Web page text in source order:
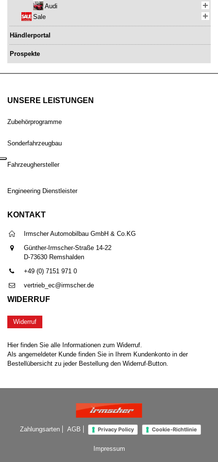
Audi
Sale
Händlerportal
Prospekte
UNSERE LEISTUNGEN
Zubehörprogramme
Sonderfahrzeugbau
Fahrzeughersteller
Engineering Dienstleister
KONTAKT
Irmscher Automobilbau GmbH & Co.KG
Günther-Irmscher-Straße 14-22
D-73630 Remshalden
+49 (0) 7151 971 0
vertrieb_ec@irmscher.de
WIDERRUF
Widerruf
Hier finden Sie alle Informationen zum Widerruf.
Als angemeldeter Kunde finden Sie in Ihrem Kundenkonto in der
Bestellübersicht zu jeder Bestellung den Widerruf-Button.
Zahlungsarten AGB Privacy Policy Cookie-Richtlinie
Impressum